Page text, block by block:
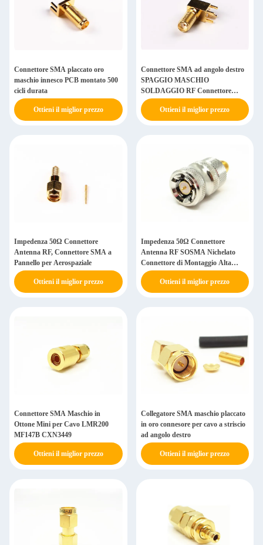
Connettore SMA placcato oro
maschio innesco PCB montato 500
cicli durata
Ottieni il miglior prezzo
Connettore SMA ad angolo destro
SPAGGIO MASCHIO
SOLDAGGIO RF Connettore
coassiale Peso leggero
Ottieni il miglior prezzo
Impedenza 50Ω Connettore
Antenna RF, Connettore SMA a
Pannello per Aerospaziale
Ottieni il miglior prezzo
Impedenza 50Ω Connettore
Antenna RF SOSMA Nichelato
Connettore di Montaggio Alta
Frequenza
Ottieni il miglior prezzo
Connettore SMA Maschio in
Ottone Mini per Cavo LMR200
MF147B CXN3449
Ottieni il miglior prezzo
Collegatore SMA maschio placcato
in oro connesore per cavo a striscio
ad angolo destro
Ottieni il miglior prezzo